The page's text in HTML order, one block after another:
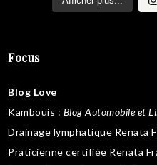
Focus
Blog Love
Kambouis : Blog Automobile et
Drainage lymphatique Renata
Praticienne certifiée Renata